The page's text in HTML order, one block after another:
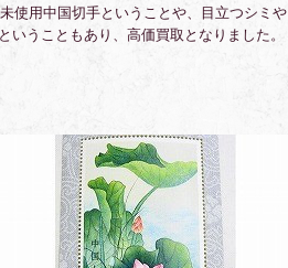
使用中国切手ということや、目立つシミや
いうこともあり、高価買取となりました。